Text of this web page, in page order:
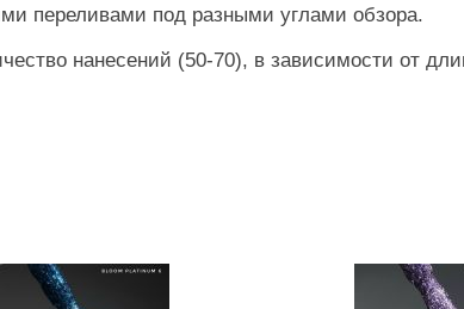
переливами под разными углами обзора.
нанесений (50-70), в зависимости от